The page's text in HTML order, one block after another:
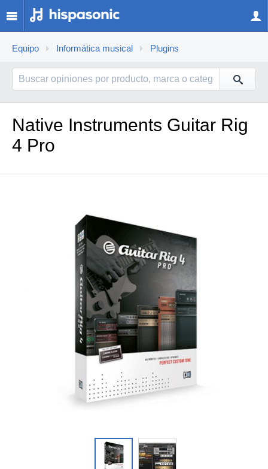
Equipo Informática musical Plugins
Native Instruments Guitar Rig
4 Pro